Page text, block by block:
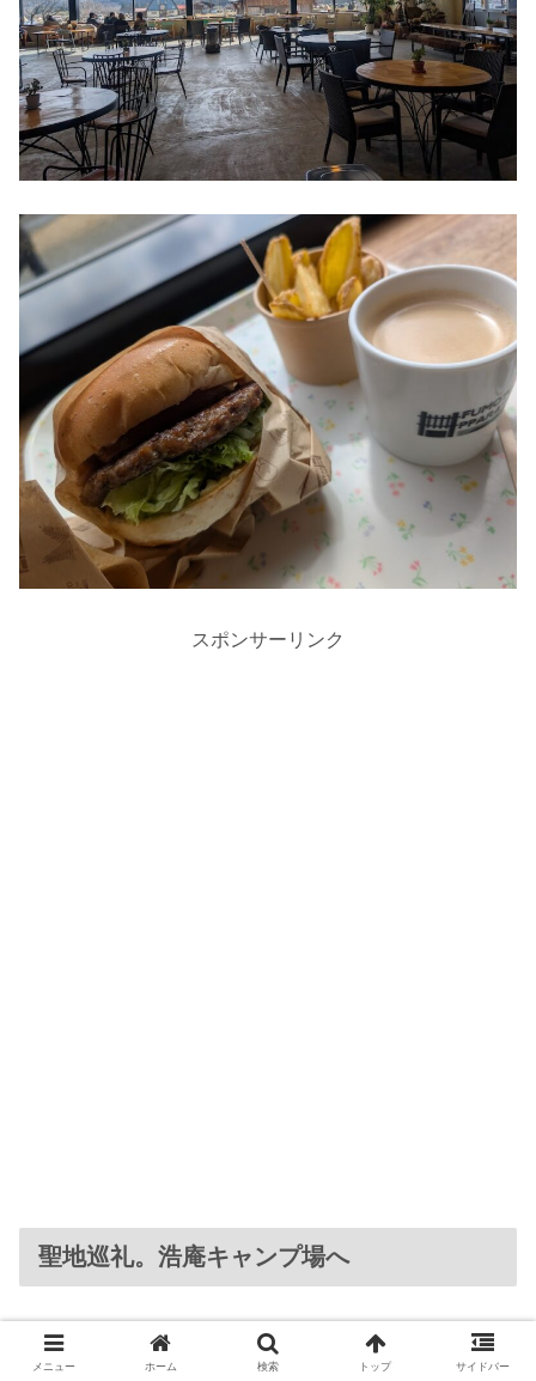
スポンサーリンク
聖地巡礼。浩庵キャンプ場へ
豚鹿豚鹿バーガーを食べ終え、サイトに戻って11時過ぎ
に撤収を開始し、12時30分にふもとっぱらキャンプ場を
メニュー ホーム 検索 トップ サイドバー